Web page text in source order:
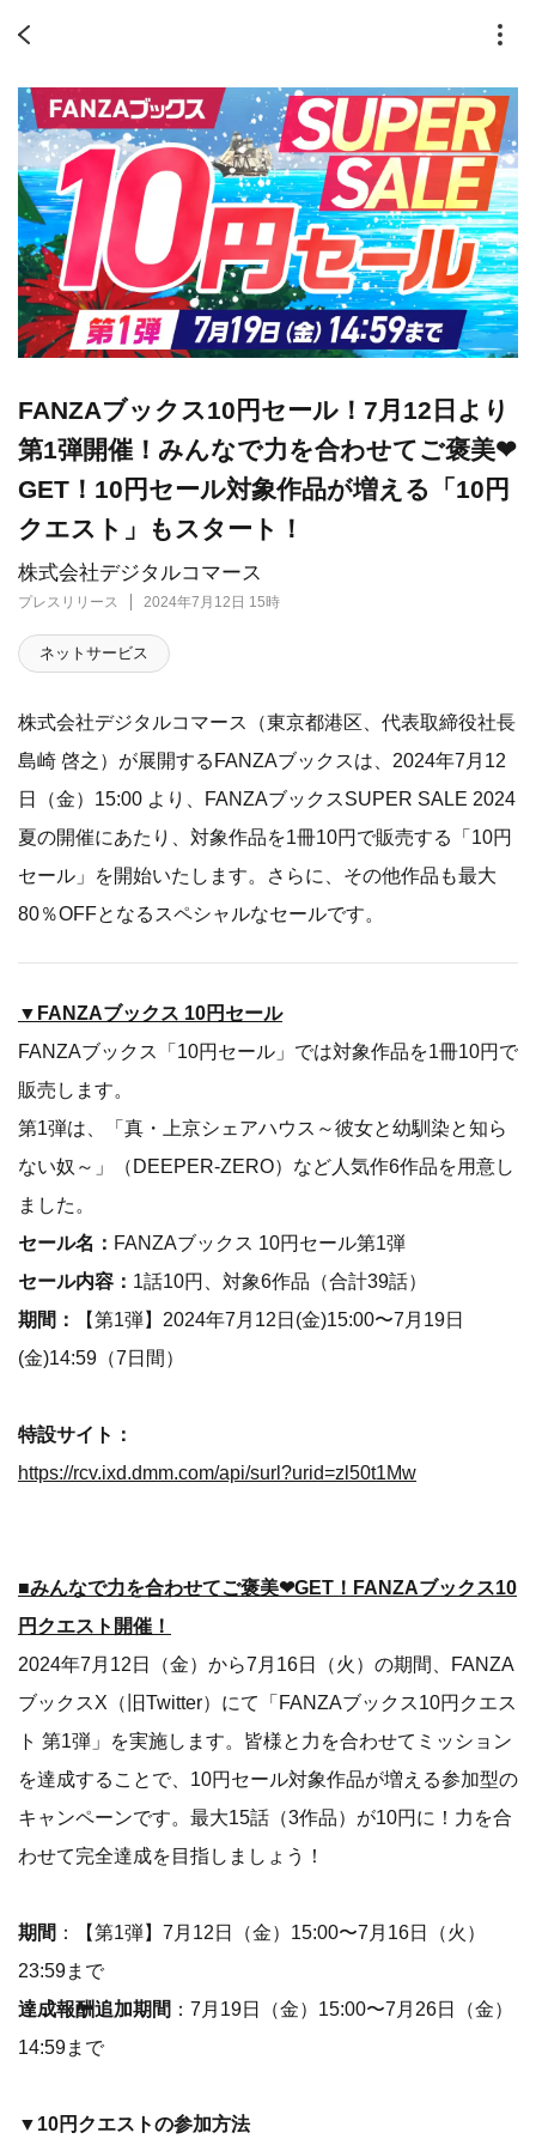
株式会社デジタルコマース
プレスリリース 2024年7月12日 15時
FANZAブックス10円セール！7月12日より
第1弾開催！みんなで力を合わせてご褒美❤︎
GET！10円セール対象作品が増える「10円
クエスト」もスタート！
ネットサービス
株式会社デジタルコマース（東京都港区、代表取締役社長
島崎 啓之）が展開するFANZAブックスは、2024年7月12
日（金）15:00 より、FANZAブックスSUPER SALE 2024
夏の開催にあたり、対象作品を1冊10円で販売する「10円
セール」を開始いたします。さらに、その他作品も最大
80％OFFとなるスペシャルなセールです。
▼FANZAブックス 10円セール
FANZAブックス「10円セール」では対象作品を1冊10円で
販売します。
第1弾は、「真・上京シェアハウス～彼女と幼馴染と知ら
ない奴～」（DEEPER-ZERO）など人気作6作品を用意し
ました。
セール名： FANZAブックス 10円セール第1弾
セール内容： 1話10円、対象6作品（合計39話）
期間：
【第1弾】2024年7月12日(金)15:00〜7月19日
(金)14:59（7日間）
特設サイト：
https://rcv.ixd.dmm.com/api/surl?urid=zl50t1Mw
■みんなで力を合わせてご褒美❤︎GET！FANZAブックス10
円クエスト開催！
2024年7月12日（金）から7月16日（火）の期間、FANZA
ブックスX（旧Twitter）にて「FANZAブックス10円クエス
ト 第1弾」を実施します。皆様と力を合わせてミッション
を達成することで、10円セール対象作品が増える参加型の
キャンペーンです。最大15話（3作品）が10円に！力を合
わせて完全達成を目指しましょう！
期間 ：【第1弾】7月12日（金）15:00〜7月16日（火）
23:59まで
達成報酬追加期間 ：7月19日（金）15:00〜7月26日（金）
14:59まで
▼10円クエストの参加方法